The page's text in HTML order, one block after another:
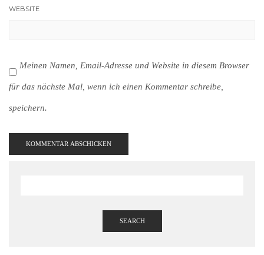
WEBSITE
Meinen Namen, Email-Adresse und Website in diesem Browser
für das nächste Mal, wenn ich einen Kommentar schreibe,
speichern.
SEARCH